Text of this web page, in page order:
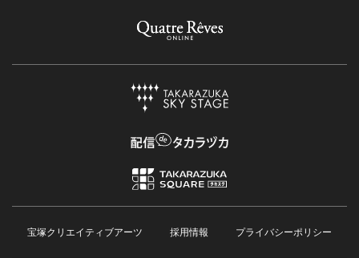
宝塚クリエイティブアーツ 採用情報 プライバシーポリシー